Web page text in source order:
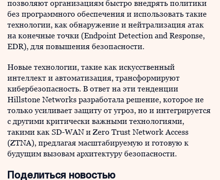
позволяют организациям быстро внедрять политики
без программного обеспечения и использовать такие
технологии, как обнаружение и нейтрализация атак
на конечные точки (Endpoint Detection and Response,
EDR), для повышения безопасности.
Новые технологии, такие как искусственный
интеллект и автоматизация, трансформируют
кибербезопасность. В ответ на эти тенденции
Hillstone Networks разработала решение, которое не
только усиливает защиту от угроз, но и интегрируется
с другими критически важными технологиями,
такими как SD-WAN и Zero Trust Network Access
(ZTNA), предлагая масштабируемую и готовую к
будущим вызовам архитектуру безопасности.
Поделиться новостью